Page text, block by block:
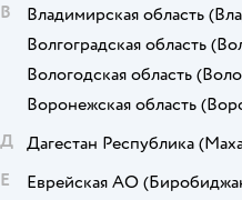
В
Владимирская область
Волгоградская область
Вологодская область
Воронежская область
Д Дагестан Республика
Е
Еврейская АО